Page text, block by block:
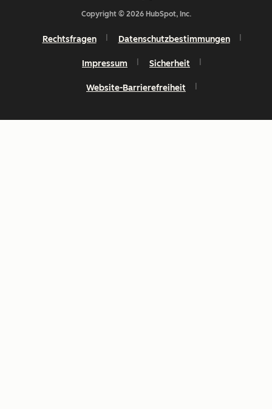
Copyright © 2026 HubSpot, Inc.
Rechtsfragen Datenschutzbestimmungen
Impressum Sicherheit
Website-Barrierefreiheit